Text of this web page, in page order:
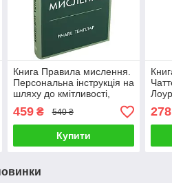
Книга Правила мислення.
Персональна інструкція на
шляху до кмітливості,
мудрості й щастя. Річард
Темплар
459₴ 540 ₴
Купити